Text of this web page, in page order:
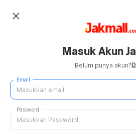
close
Masuk Akun
Belum punya akun?
Email
Password